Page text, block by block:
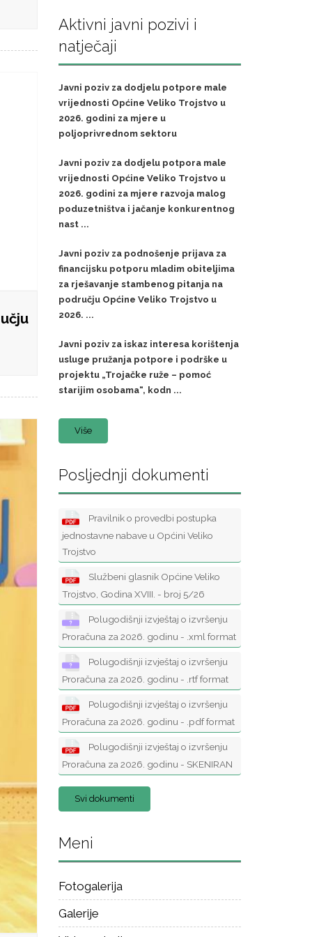
Aktivni javni pozivi i
natječaji
Javni poziv za dodjelu potpore male
vrijednosti Općine Veliko Trojstvo u
2026. godini za mjere u
poljoprivrednom sektoru
Javni poziv za dodjelu potpora male
vrijednosti Općine Veliko Trojstvo u
2026. godini za mjere razvoja malog
poduzetništva i jačanje konkurentnog
nast ...
Javni poziv za podnošenje prijava za
financijsku potporu mladim obiteljima
za rješavanje stambenog pitanja na
području Općine Veliko Trojstvo u
2026. ...
Javni poziv za iskaz interesa korištenja
usluge pružanja potpore i podrške u
projektu „Trojačke ruže – pomoć
starijim osobama“, kodn ...
Više
Posljednji dokumenti
Pravilnik o provedbi postupka
jednostavne nabave u Općini Veliko
Trojstvo
Službeni glasnik Općine Veliko
Trojstvo, Godina XVIII. - broj 5/26
Polugodišnji izvještaj o izvršenju
Proračuna za 2026. godinu - .xml format
Polugodišnji izvještaj o izvršenju
Proračuna za 2026. godinu - .rtf format
Polugodišnji izvještaj o izvršenju
Proračuna za 2026. godinu - .pdf format
Polugodišnji izvještaj o izvršenju
Proračuna za 2026. godinu - SKENIRAN
Svi dokumenti
Meni
Fotogalerija
Galerije